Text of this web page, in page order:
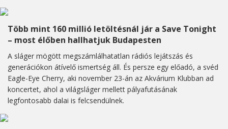
Több mint 160 millió letöltésnál jár a Save Tonight
– most élőben hallhatjuk Budapesten
A sláger mögött megszámlálhatatlan rádiós lejátszás és
generációkon átívelő ismertség áll. És persze egy előadó, a svéd
Eagle-Eye Cherry, aki november 23-án az Akvárium Klubban ad
koncertet, ahol a világsláger mellett pályafutásának
legfontosabb dalai is felcsendülnek.